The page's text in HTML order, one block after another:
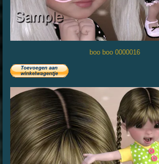
boo boo 0000016